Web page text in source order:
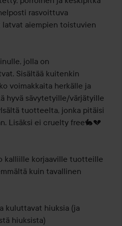
rasvoittuva
latvat aiempien toistuvien
jolla on
Sisältää kuitenkin
voimakkaita herkälle ja
hyvä sävytetyille/värjätyille
tuotteelta, jonka pitäisi
Lisäksi ei cruelty free🐇💔
kalliille korjaaville tuotteille
kuin tavallinen
kuluttavat hiuksia (ja
hiuksista)